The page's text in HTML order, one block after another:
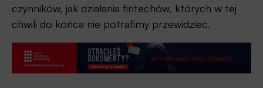
czynników, jak działania fintechów, których w tej
chwili do końca nie potrafimy przewidzieć.